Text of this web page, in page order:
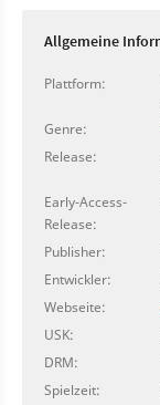
Allgemeine
Plattform:
Genre:
Release:
Early-Access-
Release:
Publisher:
Entwickler:
Webseite:
USK:
DRM:
Spielzeit: